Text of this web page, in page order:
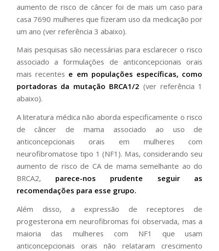
aumento de risco de câncer foi de mais um caso para
casa 7690 mulheres que fizeram uso da medicação por
um ano (ver referência 3 abaixo).
Mais pesquisas são necessárias para esclarecer o risco
associado a formulações de anticoncepcionais orais
mais recentes e em populações específicas, como
portadoras da mutação BRCA1/2(ver referência 1
abaixo).
A literatura médica não aborda especificamente o risco
de câncer de mama associado ao uso de
anticoncepcionais orais em mulheres com
neurofibromatose tipo 1 (NF1). Mas, considerando seu
aumento de risco de CA de mama semelhante ao do
BRCA2, parece-nos prudente seguir as
recomendações para esse grupo.
Além disso, a expressão de receptores de
progesterona em neurofibromas foi observada, mas a
maioria das mulheres com NF1 que usam
anticoncepcionais orais não relataram crescimento